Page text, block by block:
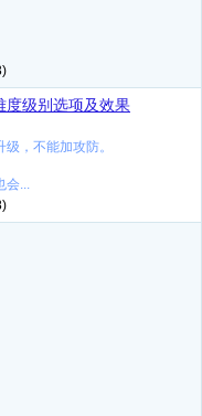
度级别选项及效果
，不能加攻防。
会...